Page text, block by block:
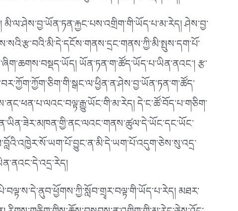
ཤེས་བྱ་
ཡོན་ཏན་ག་ཚོད་ཡོད་པ་ཡིན་ནའང༌། རྩ་
དེ་ང་ཚོ་བོད་པ་གཅིག་
མཐར་